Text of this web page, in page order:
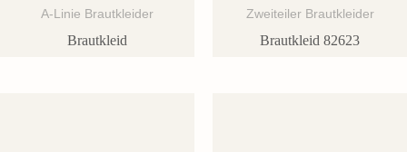
A-Linie Brautkleider
Brautkleid
Zweiteiler Brautkleider
Brautkleid 82623